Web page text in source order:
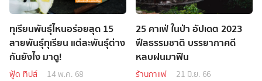
ทุเรียนพันธุ์ไหนอร่อยสุด 15
สายพันธุ์ทุเรียน แต่ละพันธุ์ต่าง
กันยังไง มาดู!
ฟู้ด ทิปส์ 14 พ.ค. 68
25 คาเฟ่ ในป่า อัปเดต 2023
ฟีลธรรมชาติ บรรยากาศดี
หลบฝนมาฟิน
ร้านกาแฟ 21 มิ.ย. 66